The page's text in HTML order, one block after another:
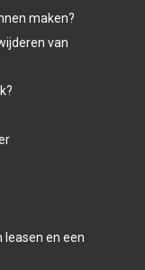
maken?
van
leasen en een